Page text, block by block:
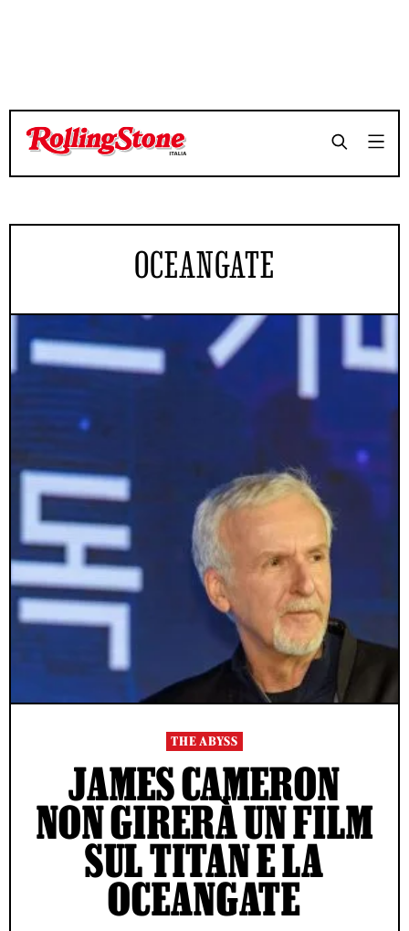
OCEANGATE
THE ABYSS
JAMES CAMERON
NON GIRERÀ UN FILM
SUL TITAN E LA
OCEANGATE